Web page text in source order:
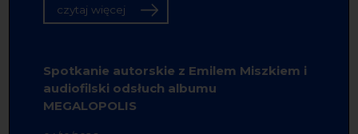
czytaj więcej
Spotkanie autorskie z Emilem Miszkiem i
audiofilski odsłuch albumu
MEGALOPOLIS